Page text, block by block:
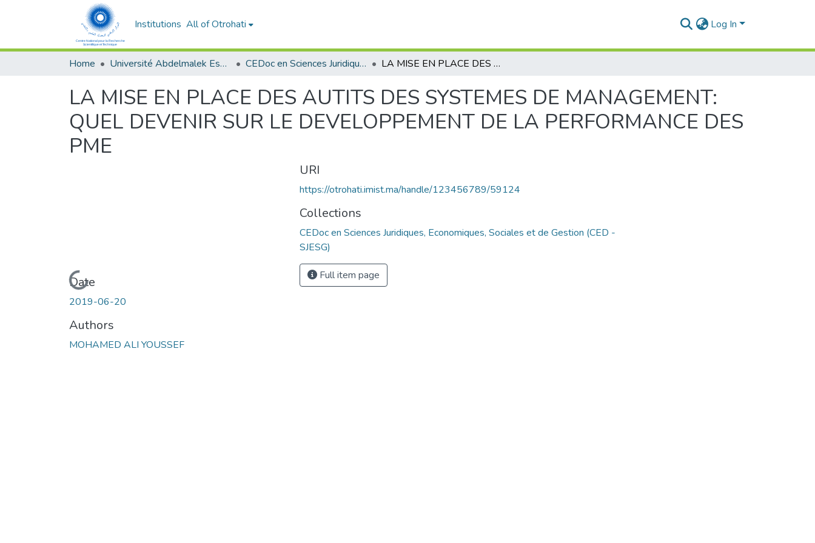
Institutions All of Otrohati Log In
Home Université Abdelmalek Essaâdi - Tétouan CEDoc en Sciences Juridiques, Economiques, Sociales et de Gestion (CED - SJESG) LA MISE EN PLACE DES AUTITS DES SYSTEMES DE MANAGEMENT: QUEL DEVENIR SUR LE DEVELOPPEMENT DE LA PERFORMANCE DES PME
LA MISE EN PLACE DES AUTITS DES SYSTEMES DE MANAGEMENT:
QUEL DEVENIR SUR LE DEVELOPPEMENT DE LA PERFORMANCE DES
PME
Loading...
Date
2019-06-20
Authors
MOHAMED ALI YOUSSEF
URI
https://otrohati.imist.ma/handle/123456789/59124
Collections
CEDoc en Sciences Juridiques, Economiques, Sociales et de Gestion (CED -
SJESG)
Full item page